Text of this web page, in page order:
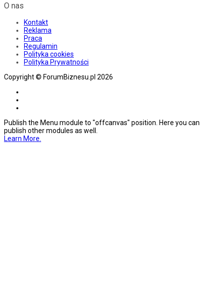
O nas
Kontakt
Reklama
Praca
Regulamin
Polityka cookies
Polityka Prywatności
Copyright © ForumBiznesu.pl 2026
Publish the Menu module to "offcanvas" position. Here you can
publish other modules as well.
Learn More.